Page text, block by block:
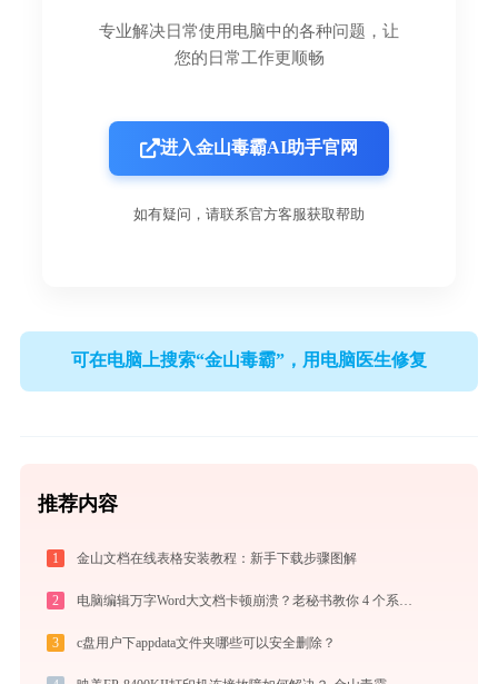
专业解决日常使用电脑中的各种问题，让
您的日常工作更顺畅
进入金山毒霸AI助手官网
如有疑问，请联系官方客服获取帮助
可在电脑上搜索“金山毒霸”，用电脑医生修复
推荐内容
1 金山文档在线表格安装教程：新手下载步骤图解
2
3 c盘用户下appdata文件夹哪些可以安全删除？